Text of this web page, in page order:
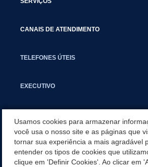
CANAIS DE ATENDIMENTO
TELEFONES ÚTEIS
EXECUTIVO
APLICATIVO
Usamos cookies para armazenar
você usa o nosso site e as páginas que
tornar sua experiência a mais agradável
entender os tipos de cookies que
clique em 'Definir Cookies'. Ao clicar em